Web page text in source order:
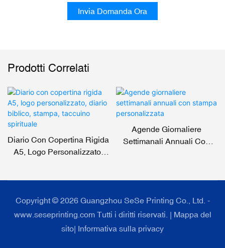
Invia Domanda Ora
Prodotti Correlati
Diario Con Copertina Rigida
A5, Logo Personalizzato,
Agende Giornaliere
Settimanali Annuali Con
Copyright © 2026 Guangzhou SeSe Printing Co., Ltd. -
www.seseprinting.com Tutti i diritti riservati. | Mappa del
sito| Informativa sulla privacy